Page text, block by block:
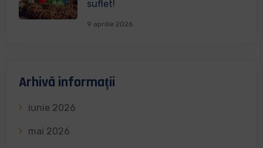
suflet!
9 aprilie 2026
Arhivă informații
iunie 2026
mai 2026